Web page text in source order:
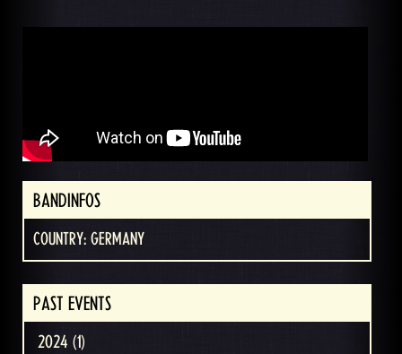
BANDINFOS
COUNTRY: GERMANY
PAST EVENTS
2024 (1)